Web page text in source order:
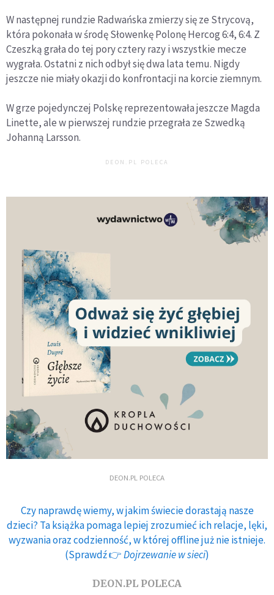
W następnej rundzie Radwańska zmierzy się ze Strycovą,
która pokonała w środę Słowenkę Polonę Hercog 6:4, 6:4. Z
Czeszką grała do tej pory cztery razy i wszystkie mecze
wygrała. Ostatni z nich odbył się dwa lata temu. Nigdy
jeszcze nie miały okazji do konfrontacji na korcie ziemnym.
W grze pojedynczej Polskę reprezentowała jeszcze Magda
Linette, ale w pierwszej rundzie przegrała ze Szwedką
Johanną Larsson.
DEON.PL POLECA
DEON.PL POLECA
Czy naprawdę wiemy, w jakim świecie dorastają nasze
dzieci? Ta książka pomaga lepiej zrozumieć ich relacje, lęki,
wyzwania oraz codzienność, w której offline już nie istnieje.
(Sprawdź 👉Dojrzewanie w sieci)
DEON.PL POLECA